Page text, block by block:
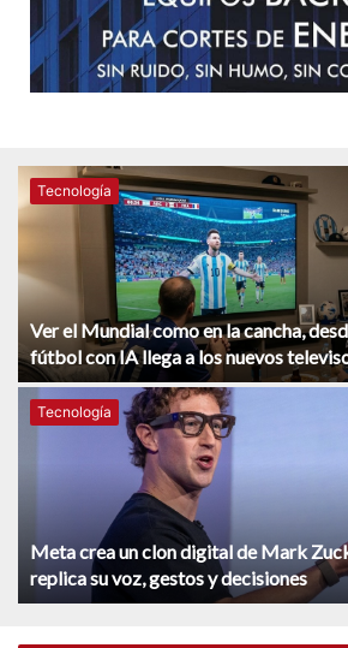
Tecnología
Ver el Mundial como en la cancha,
fútbol con IA llega a los nuevos
Tecnología
Meta crea un clon digital de Mark
replica su voz, gestos y decisiones